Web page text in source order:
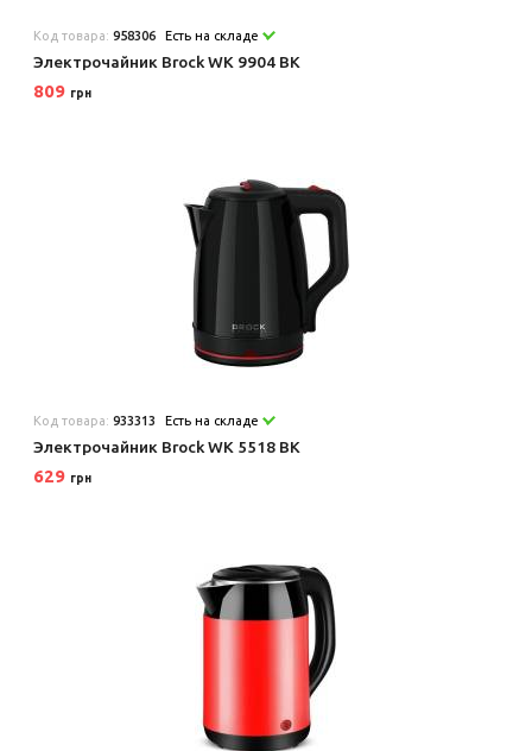
Код товара:958306 Есть на складе
Электрочайник Brock WK 9904 BK
809 грн
Код товара:933313 Есть на складе
Электрочайник Brock WK 5518 BK
629 грн